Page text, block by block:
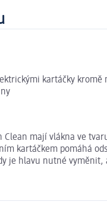
kartáčky kromě
mají vlákna ve
kartáčkem pomáhá
je hlavu nutné vyměnit,